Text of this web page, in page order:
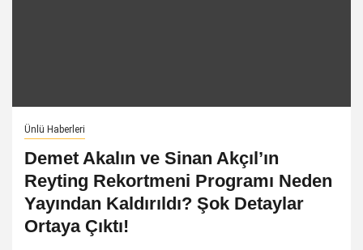
Ünlü Haberleri
Demet Akalın ve Sinan Akçıl’ın
Reyting Rekortmeni Programı Neden
Yayından Kaldırıldı? Şok Detaylar
Ortaya Çıktı!